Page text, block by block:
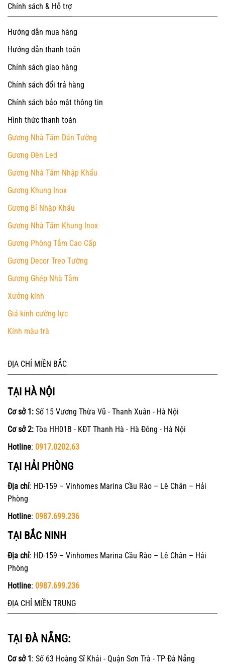
Chính sách & Hỗ trợ
Hướng dẫn mua hàng
Hướng dẫn thanh toán
Chính sách giao hàng
Chính sách đổi trả hàng
Chính sách bảo mật thông tin
Hình thức thanh toán
Gương Nhà Tắm Dán Tường
Gương Đèn Led
Gương Nhà Tắm Nhập Khẩu
Gương Khung Inox
Gương Bỉ Nhập Khẩu
Gương Nhà Tắm Khung Inox
Gương Phòng Tắm Cao Cấp
Gương Decor Treo Tường
Gương Ghép Nhà Tắm
Xưởng kính
Giá kính cường lực
Kính màu trà
ĐỊA CHỈ MIỀN BẮC
TẠI HÀ NỘI
Cơ sở 1: Số 15 Vương Thừa Vũ - Thanh Xuân - Hà Nội
Cơ sở 2: Tòa HH01B - KĐT Thanh Hà - Hà Đông - Hà Nội
Hotline: 0917.0202.63
TẠI HẢI PHÒNG
Địa chỉ: HD-159 – Vinhomes Marina Cầu Rào – Lê Chân – Hải
Phòng
Hotline: 0987.699.236
TẠI BẮC NINH
Địa chỉ: HD-159 – Vinhomes Marina Cầu Rào – Lê Chân – Hải
Phòng
Hotline: 0987.699.236
ĐỊA CHỈ MIỀN TRUNG
TẠI ĐÀ NẴNG:
Cơ sở 1: Số 63 Hoàng Sĩ Khải - Quận Sơn Trà - TP Đà Nẵng